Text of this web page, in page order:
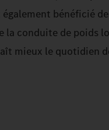
bénéficié
la conduite de
mieux le quotidien